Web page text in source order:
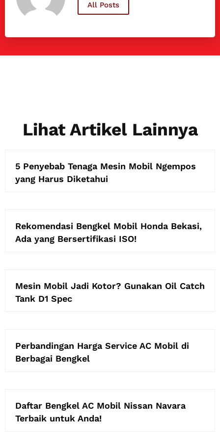
All Posts
Lihat Artikel Lainnya
5 Penyebab Tenaga Mesin Mobil Ngempos
yang Harus Diketahui
Rekomendasi Bengkel Mobil Honda Bekasi,
Ada yang Bersertifikasi ISO!
Mesin Mobil Jadi Kotor? Gunakan Oil Catch
Tank D1 Spec
Perbandingan Harga Service AC Mobil di
Berbagai Bengkel
Daftar Bengkel AC Mobil Nissan Navara
Terbaik untuk Anda!